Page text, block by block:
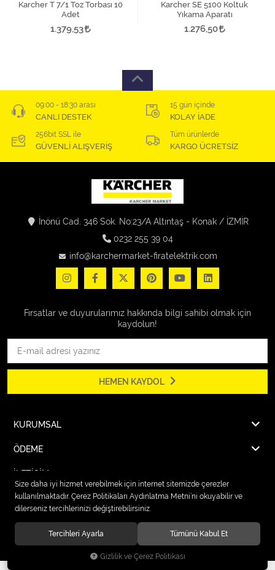
Karcher T 7/1 Toz Torbası 10
Adet
1.379,53
Karcher SE 5100 Koltuk
Yıkama Aparatı
1.276,50
09:00 - 18:30 arası
CANLI DESTEK
15 gün içinde
KOLAY İADE
256bit SSL ile
GÜVENLİ ALIŞVERİŞ
Tüm ürünlerde
KARGO ÜCRETSİZ
İnönü Cad. 346 Sok. No:23/A Altıntaş - Konak / İZMİR
0232 255 39 04
info@karchermarket-firatelektrik.com
Fırsatlar ve duyurularımız hakkında bilgi sahibi olmak için
kaydolun!
HEMEN KAYDOL
KURUMSAL
ÖDEME
İLETİŞİM
© 2026Karcher Market Fırat Elektrik. Tüm hakları saklıdır.
Size daha iyi hizmet verebilmek için internet sitemizde çerezler
kullanılmaktadır. Çerez Politikaları Aydınlatma Metni’ni okuyabilir ve
dilerseniz tercihlerinizi değiştirebilirsiniz.
Tercihleri Ayarla Tümünü Kabul Et
Gizlilik ve Çerez Politikası